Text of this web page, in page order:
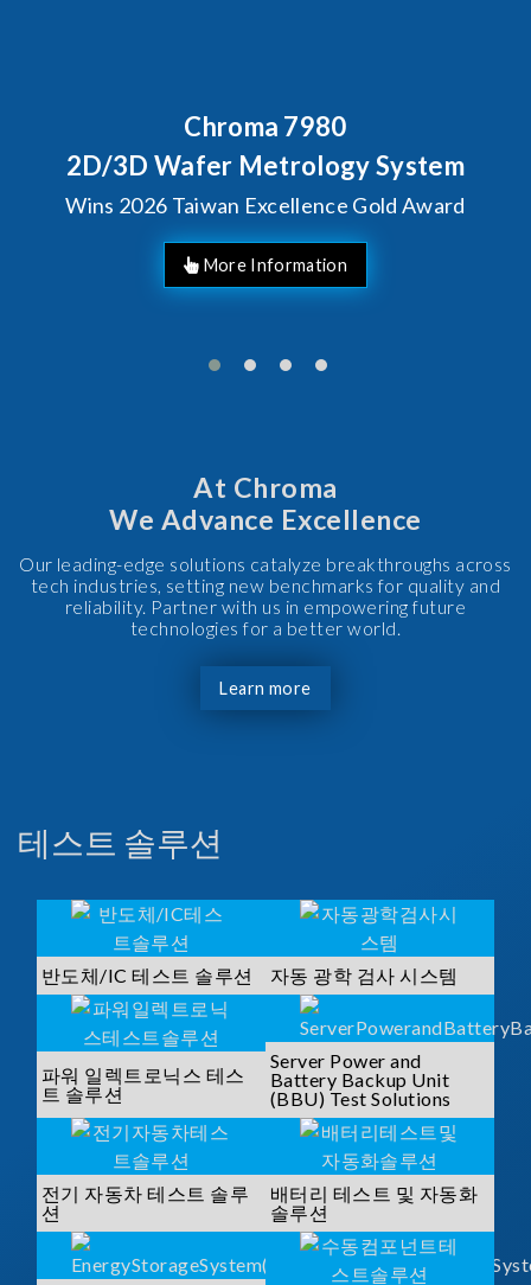
System
Gold Award
Behind Every
Chroma's
Solutions
At Chroma
We Advance Excellence
Our leading-edge solutions catalyze breakthroughs across
tech industries, setting new benchmarks for quality and
reliability. Partner with us in empowering future
technologies for a better world.
Learn more
테스트 솔루션
반도체/IC 테스트 솔루션 자동 광학 검사 시스템
파워 일렉트로닉스 테스
트 솔루션
Server Power and
Battery Backup Unit
(BBU) Test Solutions
전기 자동차 테스트 솔루
션
배터리 테스트 및 자동화
솔루션